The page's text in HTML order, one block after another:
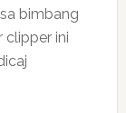
bimbang
clipper ini